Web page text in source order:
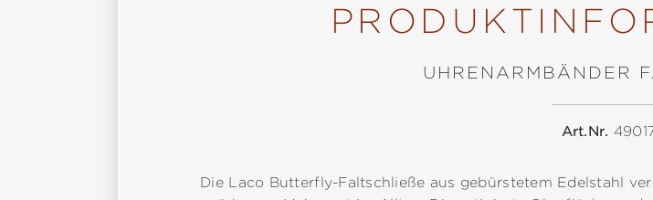
UHRENARMBÄNDER
Art.Nr.
Die Laco Butterfly-Faltschließe aus gebürstetem Edelstahl